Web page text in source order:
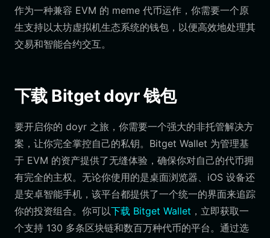
作为一种兼容 EVM 的 meme 代币运作，你需要一个原
生支持以太坊虚拟机生态系统的钱包，以便高效地处理其
交易和智能合约交互。
下载 Bitget doyr 钱包
要开启你的 doyr 之旅，你需要一个强大的非托管解决方
案，让你完全掌控自己的私钥。Bitget Wallet 为管理基
于 EVM 的资产提供了无缝体验，确保你对自己的代币拥
有完全的主权。无论你使用的是桌面浏览器、iOS 设备还
是安卓智能手机，该平台都提供了一个统一的界面来追踪
你的投资组合。你可以下载 Bitget Wallet ，立即获取一
个支持 130 多条区块链和数百万种代币的平台。通过选